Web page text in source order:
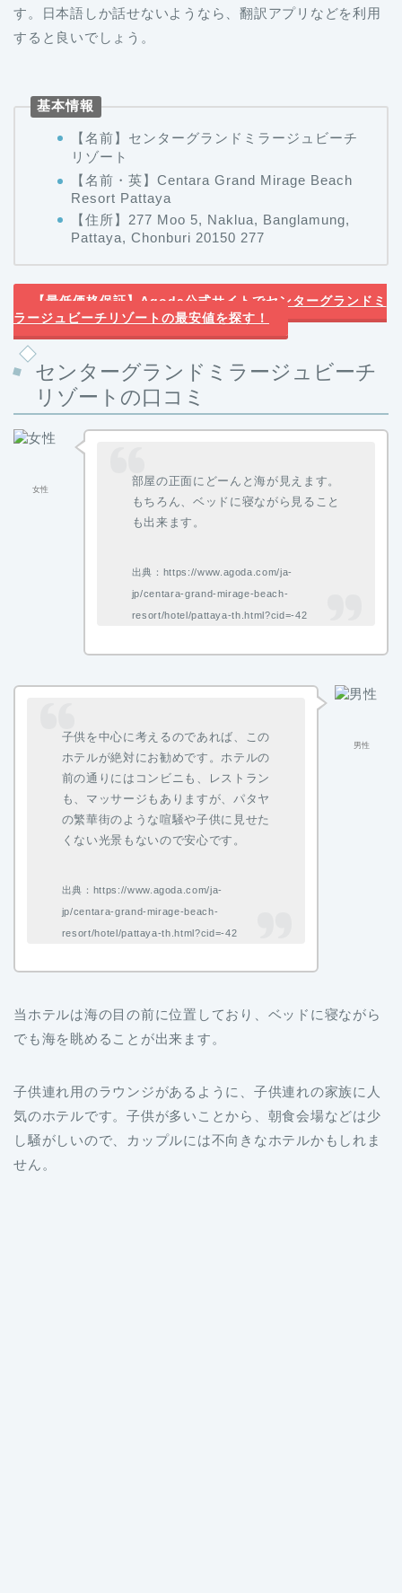
す。日本語しか話せないようなら、翻訳アプリなどを利用
すると良いでしょう。
基本情報
【名前】センターグランドミラージュビーチ
リゾート
【名前・英】Centara Grand Mirage Beach
Resort Pattaya
【住所】277 Moo 5, Naklua, Banglamung,
Pattaya, Chonburi 20150 277
【最低価格保証】Agoda公式サイトでセンターグランドミ
ラージュビーチリゾートの最安値を探す！
センターグランドミラージュビーチ
リゾートの口コミ
女性
部屋の正面にどーんと海が見えます。
もちろん、ベッドに寝ながら見ること
も出来ます。
出典：https://www.agoda.com/ja-
jp/centara-grand-mirage-beach-
resort/hotel/pattaya-th.html?cid=-42
男性
子供を中心に考えるのであれば、この
ホテルが絶対にお勧めです。ホテルの
前の通りにはコンビニも、レストラン
も、マッサージもありますが、パタヤ
の繁華街のような喧騒や子供に見せた
くない光景もないので安心です。
出典：https://www.agoda.com/ja-
jp/centara-grand-mirage-beach-
resort/hotel/pattaya-th.html?cid=-42
当ホテルは海の目の前に位置しており、ベッドに寝ながら
でも海を眺めることが出来ます。
子供連れ用のラウンジがあるように、子供連れの家族に人
気のホテルです。子供が多いことから、朝食会場などは少
し騒がしいので、カップルには不向きなホテルかもしれま
せん。